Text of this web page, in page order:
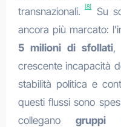
transnazionali.
[8]Su
ancora più marcato:
5 milioni di sfollati,
crescente incapacità
stabilità politica e
questi flussi sono
colleganogruppi